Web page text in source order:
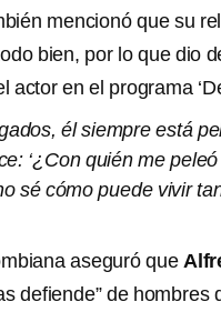
mencionó que su
bien, por lo que dio
actor en el programa
él siempre está
‘¿Con quién me
sé cómo puede vivir
aseguró que
defiende” de hombres